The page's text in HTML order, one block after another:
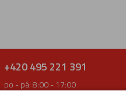
+420 495 221 391
po - pá: 8:00 - 17:00